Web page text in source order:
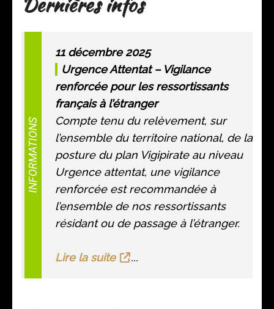
INFORMATIONS
11 décembre 2025
Urgence Attentat – Vigilance
renforcée pour les ressortissants
français à l’étranger
Compte tenu du relèvement, sur
l’ensemble du territoire national, de la
posture du plan Vigipirate au niveau
Urgence attentat, une vigilance
renforcée est recommandée à
l’ensemble de nos ressortissants
résidant ou de passage à l’étranger.
Lire la suite ...